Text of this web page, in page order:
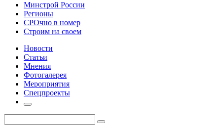
Минстрой России
Регионы
СРОчно в номер
Строим на своем
Новости
Статьи
Мнения
Фотогалерея
Мероприятия
Спецпроекты